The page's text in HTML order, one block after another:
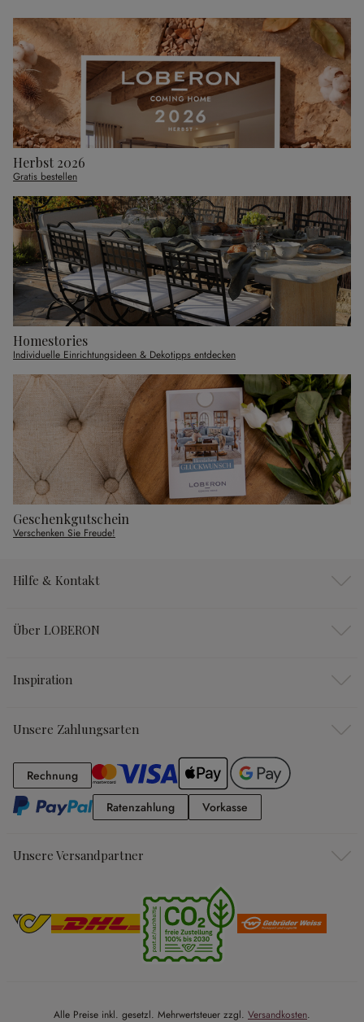
Herbst 2026
Gratis bestellen
Homestories
Individuelle Einrichtungsideen & Dekotipps entdecken
Geschenkgutschein
Verschenken Sie Freude!
Hilfe & Kontakt
Über LOBERON
Inspiration
Unsere Zahlungsarten
RechnungRechnung
RatenzahlungRatenzahlung
Vorkasse
Unsere Versandpartner
Alle Preise inkl. gesetzl. Mehrwertsteuer zzgl. Versandkosten.